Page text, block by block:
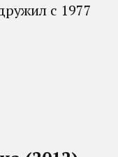
с 1977